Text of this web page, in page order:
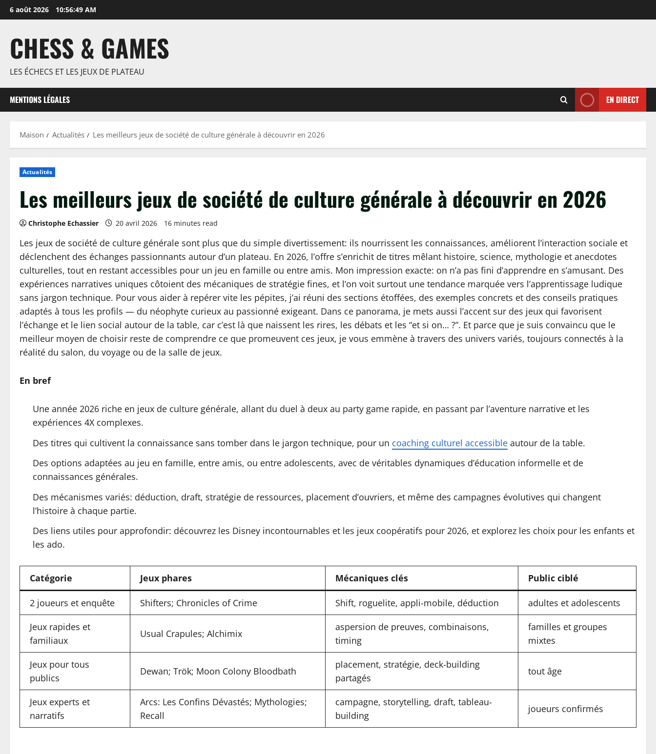
Passer
au
6 août 2026 10:56:50 AM
CHESS & GAMES
LES ÉCHECS ET LES JEUX DE PLATEAU
MENTIONS LÉGALES EN DIRECT
Maison Actualités Les meilleurs jeux de société de culture générale à découvrir en 2026
Actualités
Les meilleurs jeux de société de culture générale à découvrir en 2026
Christophe Echassier 20 avril 2026 16 minutes read
Les jeux de société de culture générale sont plus que du simple divertissement: ils nourrissent les connaissances, améliorent l’interaction sociale et
déclenchent des échanges passionnants autour d’un plateau. En 2026, l’offre s’enrichit de titres mêlant histoire, science, mythologie et anecdotes
culturelles, tout en restant accessibles pour un jeu en famille ou entre amis. Mon impression exacte: on n’a pas fini d’apprendre en s’amusant. Des
expériences narratives uniques côtoient des mécaniques de stratégie fines, et l’on voit surtout une tendance marquée vers l’apprentissage ludique
sans jargon technique. Pour vous aider à repérer vite les pépites, j’ai réuni des sections étoffées, des exemples concrets et des conseils pratiques
adaptés à tous les profils — du néophyte curieux au passionné exigeant. Dans ce panorama, je mets aussi l’accent sur des jeux qui favorisent
l’échange et le lien social autour de la table, car c’est là que naissent les rires, les débats et les “et si on… ?”. Et parce que je suis convaincu que le
meilleur moyen de choisir reste de comprendre ce que promeuvent ces jeux, je vous emmène à travers des univers variés, toujours connectés à la
réalité du salon, du voyage ou de la salle de jeux.
En bref
Une année 2026 riche en jeux de culture générale, allant du duel à deux au party game rapide, en passant par l’aventure narrative et les
expériences 4X complexes.
Des titres qui cultivent la connaissance sans tomber dans le jargon technique, pour un coaching culturel accessible autour de la table.
Des options adaptées au jeu en famille, entre amis, ou entre adolescents, avec de véritables dynamiques d’éducation informelle et de
connaissances générales.
Des mécanismes variés: déduction, draft, stratégie de ressources, placement d’ouvriers, et même des campagnes évolutives qui changent
l’histoire à chaque partie.
Des liens utiles pour approfondir: découvrez les Disney incontournables et les jeux coopératifs pour 2026, et explorez les choix pour les enfants et
les ado.
Catégorie Jeux phares Mécaniques clés Public ciblé
2 joueurs et enquête Shifters; Chronicles of Crime Shift, roguelite, appli-mobile, déduction adultes et adolescents
Jeux rapides et
familiaux
Usual Crapules; Alchimix
aspersion de preuves, combinaisons,
timing
familles et groupes
mixtes
Jeux pour tous
publics
Dewan; Trök; Moon Colony Bloodbath
placement, stratégie, deck-building
partagés
tout âge
Jeux experts et
narratifs
Arcs: Les Confins Dévastés; Mythologies;
Recall
campagne, storytelling, draft, tableau-
building
joueurs confirmés